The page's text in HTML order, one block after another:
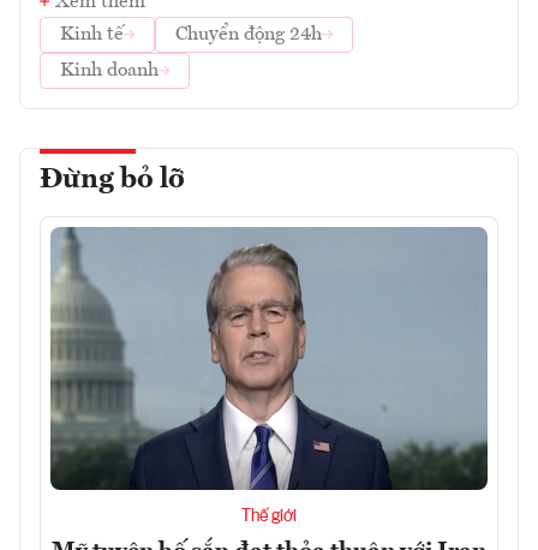
Kinh tế
Chuyển động 24h
Kinh doanh
Đừng bỏ lỡ
Thế giới